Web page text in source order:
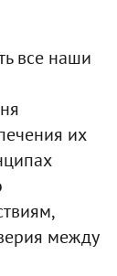
все наши
их
между